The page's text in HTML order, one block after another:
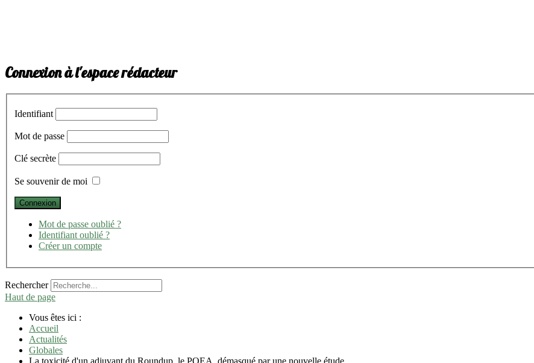
Connexion à l'espace rédacteur
Identifiant
Mot de passe
Clé secrète
Se souvenir de moi
Mot de passe oublié ?
Identifiant oublié ?
Créer un compte
Rechercher
Haut de page
Vous êtes ici :
Accueil
Actualités
Globales
La toxicité d'un adjuvant du Roundup, le POEA, démasqué par une nouvelle étude